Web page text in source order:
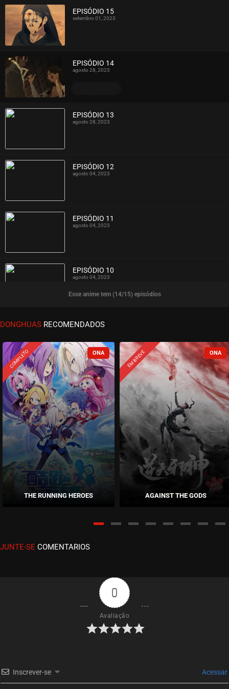
EPISÓDIO 15
setembro 01, 2023
EPISÓDIO 14
agosto 28, 2023
EPISÓDIO 13
agosto 28, 2023
EPISÓDIO 12
agosto 04, 2023
EPISÓDIO 11
agosto 04, 2023
ASSISTIDO
EPISÓDIO 10
agosto 04, 2023
ASSISTIDO
EPISÓDIO 09
ASSISTIDO
EPISÓDIO 08
julho 08, 2023
ASSISTIDO
EPISÓDIO 07
julho 08, 2023
EPISÓDIO 06
julho 08, 2023
ASSISTIDO
EPISÓDIO 04
julho 08, 2023
EPISÓDIO 03
EPISÓDIO 02
Esse anime tem (14/15) episódios
DONGHUAS RECOMENDADOS
COMPLETO
THE RUNNING HEROES
EM BREVE
AGAINST THE GODS
JUNTE-SE COMENTARIOS
0
Avaliação
Inscrever-se Acessar